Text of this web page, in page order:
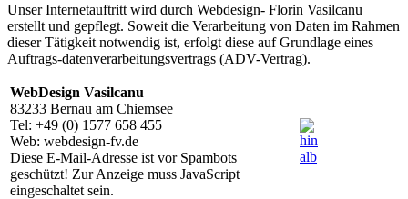
Unser Internetauftritt wird durch Webdesign- Florin Vasilcanu
erstellt und gepflegt. Soweit die Verarbeitung von Daten im Rahmen
dieser Tätigkeit notwendig ist, erfolgt diese auf Grundlage eines
Auftrags-datenverarbeitungsvertrags (ADV-Vertrag).
WebDesign Vasilcanu
83233 Bernau am Chiemsee
Tel: +49 (0) 1577 658 455
Web: webdesign-fv.de
Diese E-Mail-Adresse ist vor Spambots
geschützt! Zur Anzeige muss JavaScript
eingeschaltet sein.